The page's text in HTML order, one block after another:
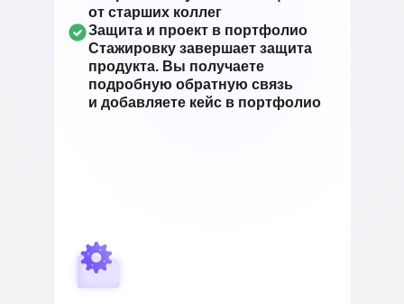
от старших коллег
Защита и проект в портфолио
Стажировку завершает защита
продукта. Вы получаете
подробную обратную связь
и добавляете кейс в портфолио